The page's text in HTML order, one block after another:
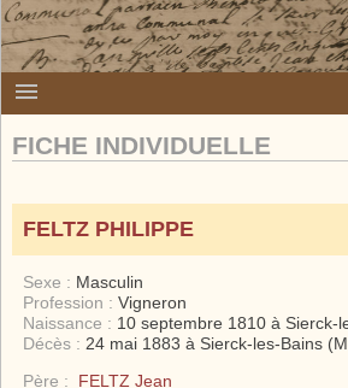
FICHE INDIVIDUELLE
FELTZ PHILIPPE
Sexe : Masculin
Profession : Vigneron
Naissance : 10 septembre 1810 à Sierck-
Décès : 24 mai 1883 à Sierck-les-Bains
Père :
FELTZ Jean